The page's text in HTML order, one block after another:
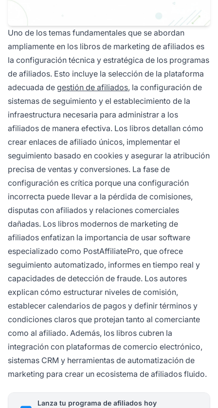
Uno de los temas fundamentales que se abordan
ampliamente en los libros de marketing de afiliados es
la configuración técnica y estratégica de los programas
de afiliados. Esto incluye la selección de la plataforma
adecuada de gestión de afiliados, la configuración de
sistemas de seguimiento y el establecimiento de la
infraestructura necesaria para administrar a los
afiliados de manera efectiva. Los libros detallan cómo
crear enlaces de afiliado únicos, implementar el
seguimiento basado en cookies y asegurar la atribución
precisa de ventas y conversiones. La fase de
configuración es crítica porque una configuración
incorrecta puede llevar a la pérdida de comisiones,
disputas con afiliados y relaciones comerciales
dañadas. Los libros modernos de marketing de
afiliados enfatizan la importancia de usar software
especializado como PostAffiliatePro, que ofrece
seguimiento automatizado, informes en tiempo real y
capacidades de detección de fraude. Los autores
explican cómo estructurar niveles de comisión,
establecer calendarios de pagos y definir términos y
condiciones claros que protejan tanto al comerciante
como al afiliado. Además, los libros cubren la
integración con plataformas de comercio electrónico,
sistemas CRM y herramientas de automatización de
marketing para crear un ecosistema de afiliados fluido.
Lanza tu programa de afiliados hoy